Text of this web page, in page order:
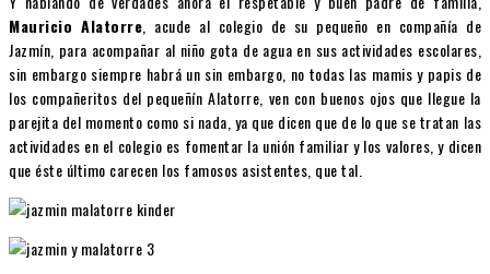
Mauricio Alatorre , acude al colegio de su pequeño en compañía de
Jazmín, para acompañar al niño gota de agua en sus actividades escolares,
sin embargo siempre habrá un sin embargo, no todas las mamis y papis de
los compañeritos del pequeñín Alatorre, ven con buenos ojos que llegue la
parejita del momento como si nada, ya que dicen que de lo que se tratan las
actividades en el colegio es fomentar la unión familiar y los valores, y dicen
que éste último carecen los famosos asistentes, que tal.